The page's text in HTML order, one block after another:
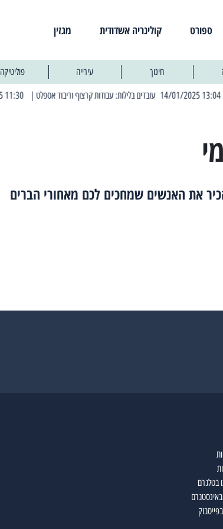
ספורט קולינריה אשדודית
מגזין
חינוך עירייה פוליטיקה
| 11:30 03/03/2025 בחמישי הקרוב: הרחובות בהם תהיה הפסקת חשמל יזומה
את האנשים שמחכים לכם מאחורי הברים
בטלגרם